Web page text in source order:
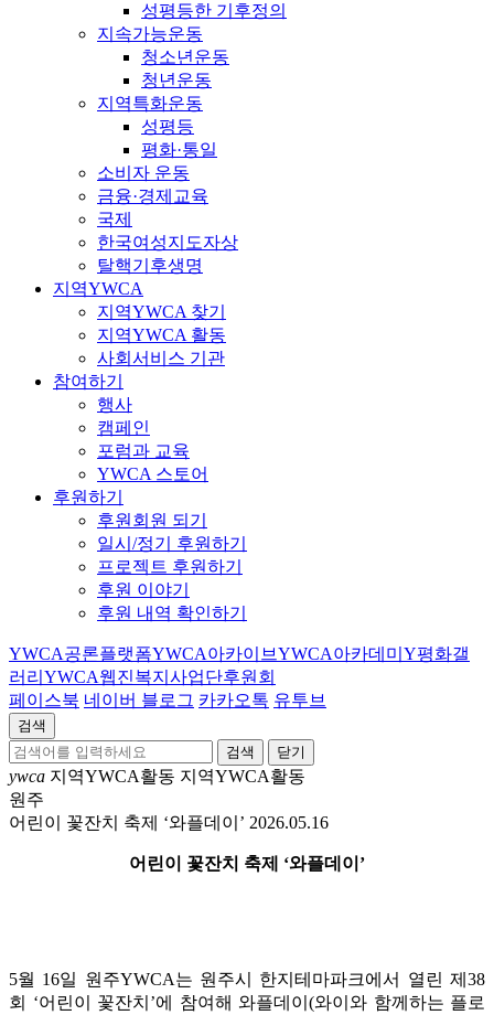
성평등한 기후정의
지속가능운동
청소년운동
청년운동
지역특화운동
성평등
평화·통일
소비자 운동
금융·경제교육
국제
한국여성지도자상
탈핵기후생명
지역YWCA
지역YWCA 찾기
지역YWCA 활동
사회서비스 기관
참여하기
행사
캠페인
포럼과 교육
YWCA 스토어
후원하기
후원회원 되기
일시/정기 후원하기
프로젝트 후원하기
후원 이야기
후원 내역 확인하기
YWCA공론플랫폼YWCA아카이브YWCA아카데미 Y평화갤
러리 YWCA웹진복지사업단후원회
페이스북 네이버 블로그 카카오톡 유투브
검색
닫기
ywca 지역YWCA활동 지역YWCA활동
원주
어린이 꽃잔치 축제 ‘와플데이’ 2026.05.16
어린이 꽃잔치 축제 ‘와플데이’
5월 16일 원주YWCA는 원주시 한지테마파크에서 열린 제38
회 ‘어린이 꽃잔치’에 참여해 와플데이(와이와 함께하는 플로